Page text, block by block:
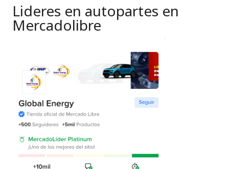
Lideres en autopartes en
Mercadolibre